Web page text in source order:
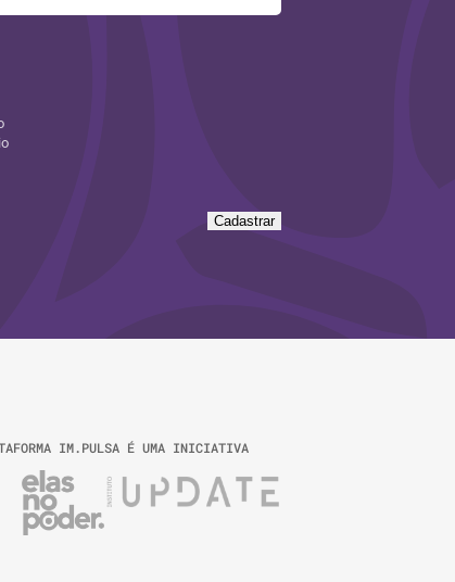
Cadastrar
IM.PULSA É UMA INICIATIVA